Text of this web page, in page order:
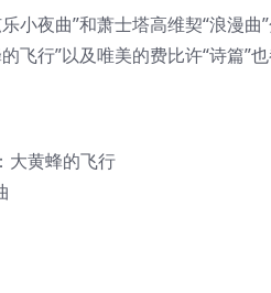
小夜曲”和萧士塔高维契“浪漫
飞行”以及唯美的费比许“诗篇”
大黄蜂的飞行